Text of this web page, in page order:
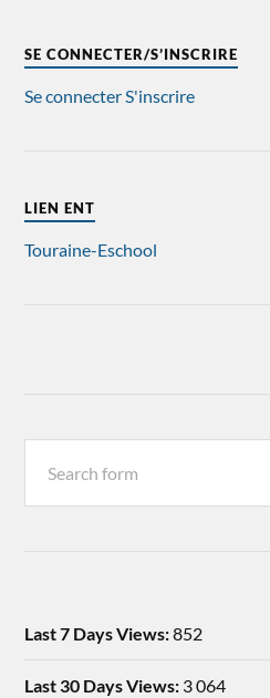
SE CONNECTER/S’INSCRIRE
Se connecterS'inscrire
LIEN ENT
Touraine-Eschool
Last 7 Days Views:852
Last 30 Days Views: 3 064